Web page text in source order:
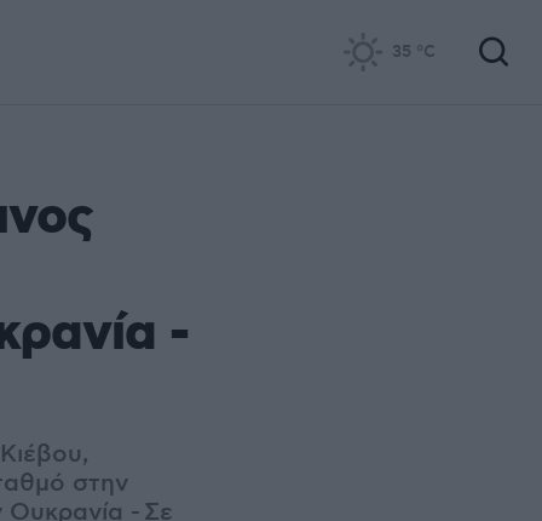
35 °C
-
στην
Ουκρανία - Σε